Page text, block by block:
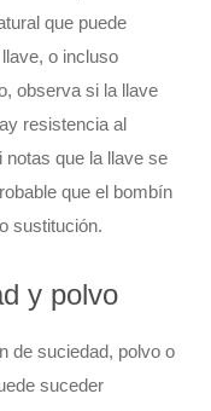
que puede
o incluso
observa si la llave
resistencia al
notas que la llave se
que el bombín
sustitución.
y polvo
de suciedad, polvo o
suceder